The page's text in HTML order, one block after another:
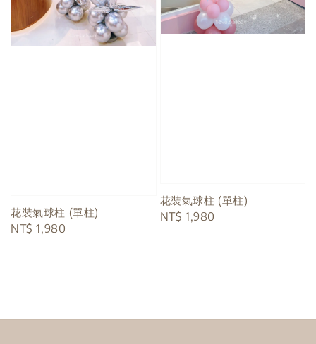
花裝氣球柱 (單柱)
Regular
NT$ 1,980
花裝氣球柱 (單柱)
Regular
NT$ 1,980